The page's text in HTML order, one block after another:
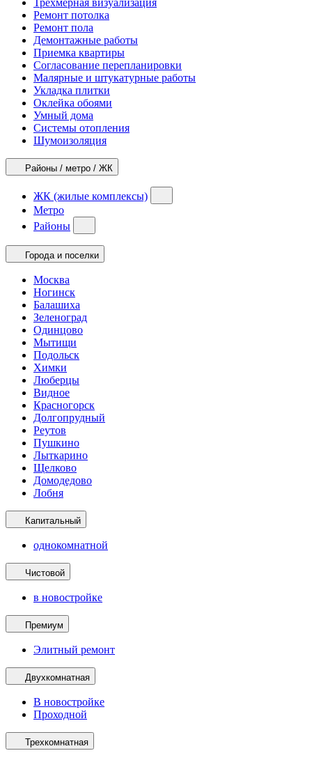
Трехмерная визуализация
Ремонт потолка
Ремонт пола
Демонтажные работы
Приемка квартиры
Согласование перепланировки
Малярные и штукатурные работы
Укладка плитки
Оклейка обоями
Умный дома
Системы отопления
Шумоизоляция
Районы / метро / ЖК
ЖК (жилые комплексы)
Метро
Районы
Города и поселки
Москва
Ногинск
Балашиха
Зеленоград
Одинцово
Мытищи
Подольск
Химки
Люберцы
Видное
Красногорск
Долгопрудный
Реутов
Пушкино
Лыткарино
Щелково
Домодедово
Лобня
Капитальный
однокомнатной
Чистовой
в новостройке
Премиум
Элитный ремонт
Двухкомнатная
В новостройке
Проходной
Трехкомнатная